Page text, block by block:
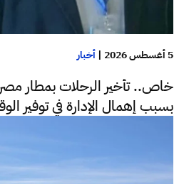
5 أغسطس 2026 | أخبار
خاص.. تأخير الرحلات بمطار
بسبب إهمال الإدارة في توفير